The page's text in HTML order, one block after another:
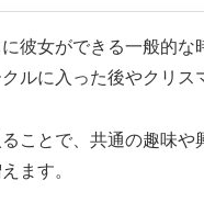
彼女ができる一般的な
ルに入った後やクリス
ことで、 共通の趣味や
ます。